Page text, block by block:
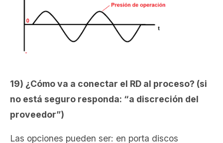
19) ¿Cómo va a conectar el RD al proceso? (si
no está seguro responda: “a discreción del
proveedor”)
Las opciones pueden ser: en porta discos